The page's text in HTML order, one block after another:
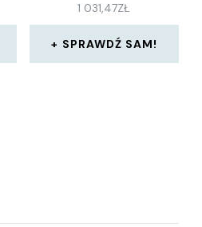
1 031,47ZŁ
SPRAWDŹ SAM!